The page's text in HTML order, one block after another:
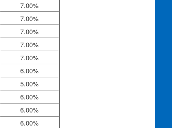
7.00%
7.00%
7.00%
7.00%
7.00%
6.00%
5.00%
6.00%
6.00%
6.00%